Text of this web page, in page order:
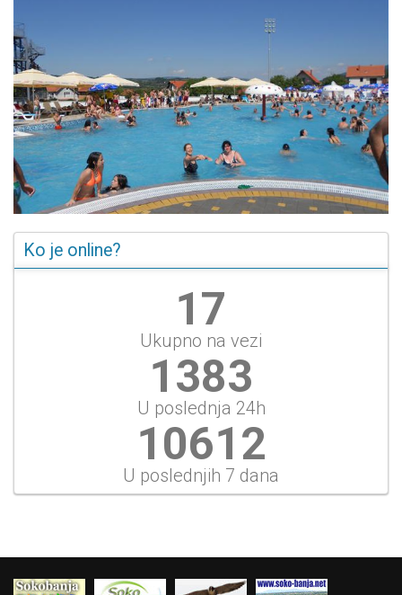
Ko je online?
18
Ukupno na vezi
1482
U poslednja 24h
11370
U poslednjih 7 dana